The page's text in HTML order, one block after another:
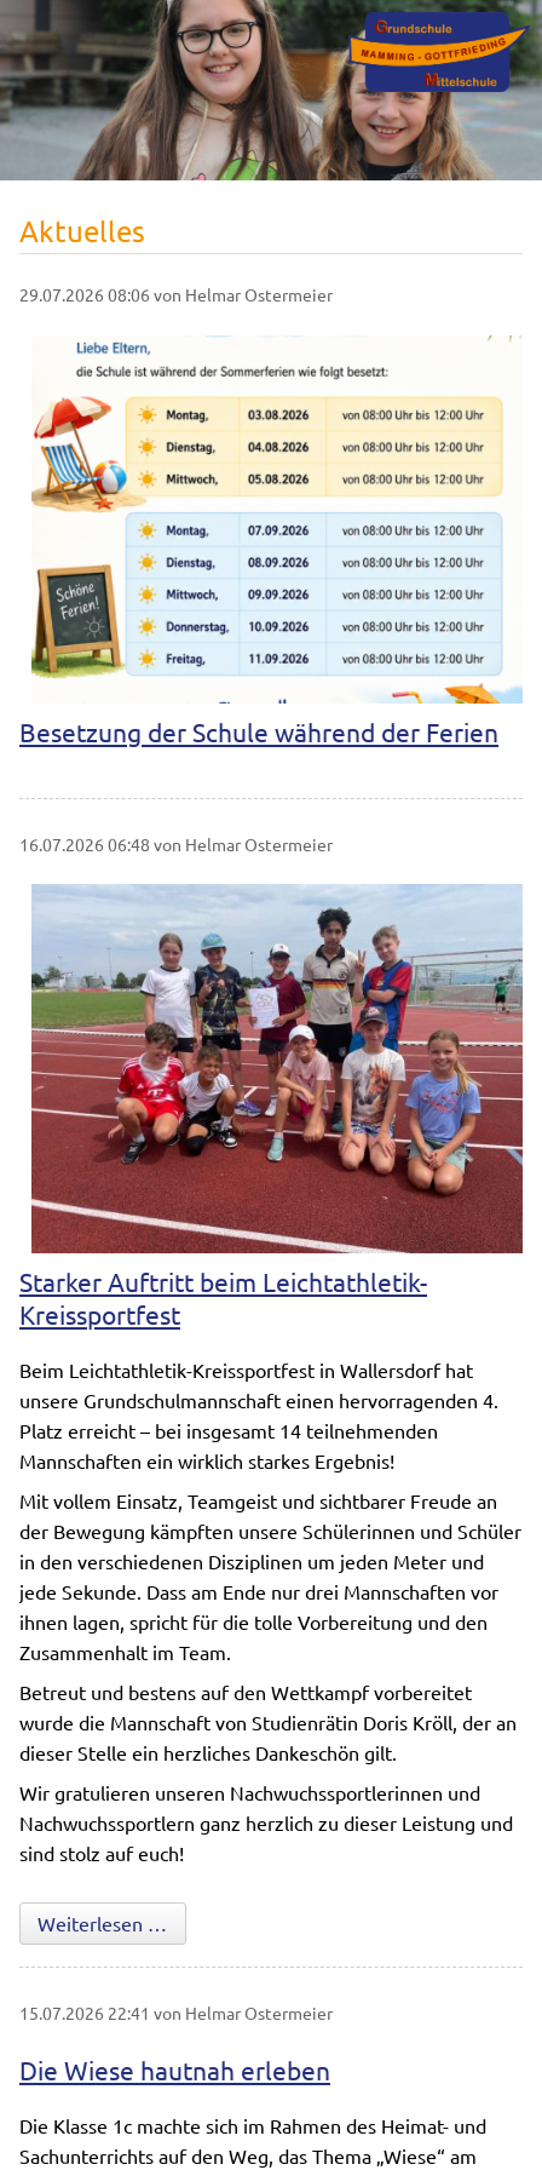
Aktuelles
29.07.2026 08:06 von Helmar Ostermeier
Besetzung der Schule während der Ferien
16.07.2026 06:48 von Helmar Ostermeier
Starker Auftritt beim Leichtathletik-
Kreissportfest
Beim Leichtathletik-Kreissportfest in Wallersdorf hat
unsere Grundschulmannschaft einen hervorragenden 4.
Platz erreicht – bei insgesamt 14 teilnehmenden
Mannschaften ein wirklich starkes Ergebnis!
Mit vollem Einsatz, Teamgeist und sichtbarer Freude an
der Bewegung kämpften unsere Schülerinnen und Schüler
in den verschiedenen Disziplinen um jeden Meter und
jede Sekunde. Dass am Ende nur drei Mannschaften vor
ihnen lagen, spricht für die tolle Vorbereitung und den
Zusammenhalt im Team.
Betreut und bestens auf den Wettkampf vorbereitet
wurde die Mannschaft von Studienrätin Doris Kröll, der an
dieser Stelle ein herzliches Dankeschön gilt.
Wir gratulieren unseren Nachwuchssportlerinnen und
Nachwuchssportlern ganz herzlich zu dieser Leistung und
sind stolz auf euch!
Weiterlesen …
15.07.2026 22:41 von Helmar Ostermeier
Die Wiese hautnah erleben
Die Klasse 1c machte sich im Rahmen des Heimat- und
Sachunterrichts auf den Weg, das Thema „Wiese“ am